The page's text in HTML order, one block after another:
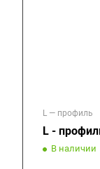
L — профиль
L -
В наличии